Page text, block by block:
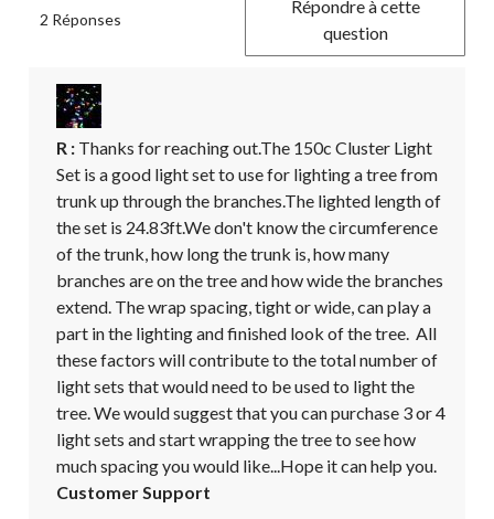
2 Réponses
Répondre à cette
question
R : Thanks for reaching out.The 150c Cluster Light
Set is a good light set to use for lighting a tree from
trunk up through the branches.The lighted length of
the set is 24.83ft.We don't know the circumference
of the trunk, how long the trunk is, how many
branches are on the tree and how wide the branches
extend. The wrap spacing, tight or wide, can play a
part in the lighting and finished look of the tree.  All
these factors will contribute to the total number of
light sets that would need to be used to light the
tree. We would suggest that you can purchase 3 or 4
light sets and start wrapping the tree to see how
much spacing you would like...Hope it can help you.
Customer Support